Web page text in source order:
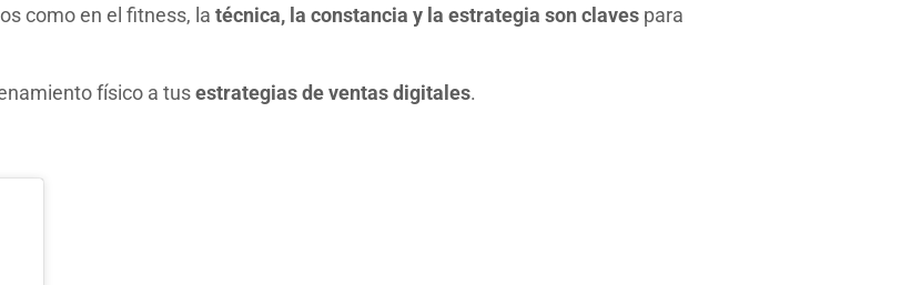
como en el fitness, la técnica, la constancia y la estrategia son claves para
físico a tusestrategias de ventas digitales.